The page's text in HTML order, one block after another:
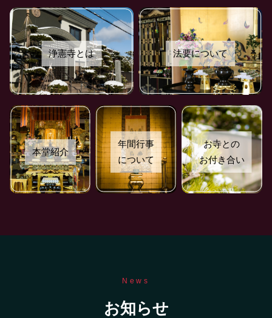
浄憲寺とは 法要について
本堂紹介
年間行事
について
お寺との
お付き合い
News
お知らせ